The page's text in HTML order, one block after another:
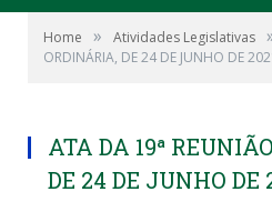
Home » Atividades Legislativas
ORDINÁRIA, DE 24 DE JUNHO DE
ATA DA 19ª
DE 24 DE JUNHO DE